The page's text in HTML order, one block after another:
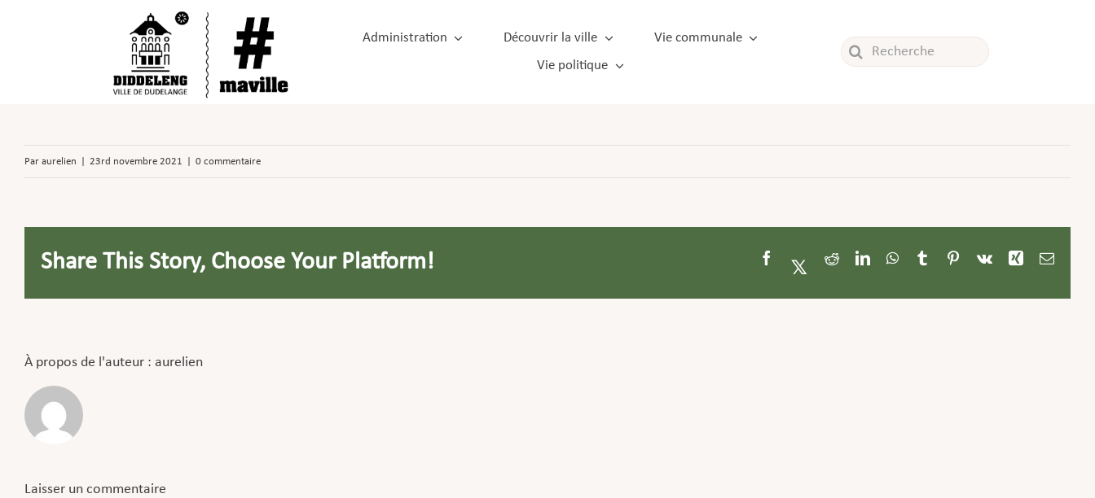
Administration Découvrir la ville
Vie communale
Vie politique
Rechercher:
Par aurelien 23rd novembre 2021 0 commentaire
Share This Story, Choose Your Platform! FacebookTwitterRedditLinkedInWhatsApp
TumblrPinterest
Vk XingEmail
À propos de l'auteur : aurelien
Laisser un commentaire